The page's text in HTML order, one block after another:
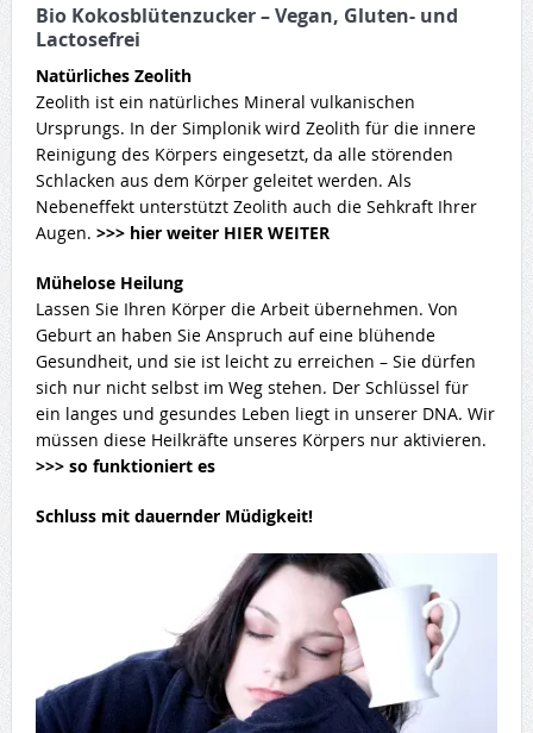
Bio Kokosblütenzucker – Vegan, Gluten- und
Lactosefrei
Natürliches Zeolith
Zeolith ist ein natürliches Mineral vulkanischen
Ursprungs. In der Simplonik wird Zeolith für die innere
Reinigung des Körpers eingesetzt, da alle störenden
Schlacken aus dem Körper geleitet werden. Als
Nebeneffekt unterstützt Zeolith auch die Sehkraft Ihrer
Augen. >>> hier weiter HIER WEITER
Mühelose Heilung
Lassen Sie Ihren Körper die Arbeit übernehmen. Von
Geburt an haben Sie Anspruch auf eine blühende
Gesundheit, und sie ist leicht zu erreichen – Sie dürfen
sich nur nicht selbst im Weg stehen. Der Schlüssel für
ein langes und gesundes Leben liegt in unserer DNA. Wir
müssen diese Heilkräfte unseres Körpers nur aktivieren.
>>> so funktioniert es
Schluss mit dauernder Müdigkeit!